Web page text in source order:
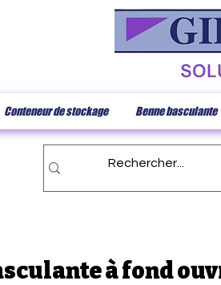
Conteneur de stockage Benne basculante
à fond